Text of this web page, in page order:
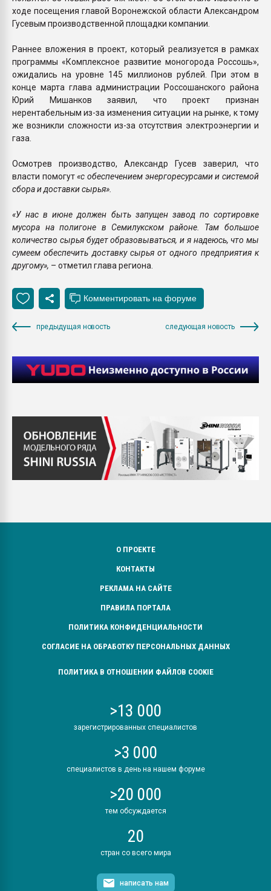
ходе посещения главой Воронежской области Александром
Гусевым производственной площадки компании.
Раннее вложения в проект, который реализуется в рамках
программы «Комплексное развитие моногорода Россошь»,
ожидались на уровне 145 миллионов рублей. При этом в
конце марта глава администрации Россошанского района
Юрий Мишанков заявил, что проект признан
нерентабельным из-за изменения ситуации на рынке, к тому
же возникли сложности из-за отсутствия электроэнергии и
газа.
Осмотрев производство, Александр Гусев заверил, что
власти помогут«с обеспечением энергоресурсами и системой
сбора и доставки сырья».
«У нас в июне должен быть запущен завод по сортировке
мусора на полигоне в Семилукском районе. Там большое
количество сырья будет образовываться, и я надеюсь, что мы
сумеем обеспечить доставку сырья от одного предприятия к
другому», – отметил глава региона.
предыдущая новость следующая новость
О ПРОЕКТЕ
КОНТАКТЫ
РЕКЛАМА НА САЙТЕ
ПРАВИЛА ПОРТАЛА
ПОЛИТИКА КОНФИДЕНЦИАЛЬНОСТИ
СОГЛАСИЕ НА ОБРАБОТКУ ПЕРСОНАЛЬНЫХ ДАННЫХ
ПОЛИТИКА В ОТНОШЕНИИ ФАЙЛОВ COOKIE
>13 000
зарегистрированных специалистов
>3 000
специалистов в день на нашем форуме
>20 000
тем обсуждается
20
стран со всего мира
написать нам